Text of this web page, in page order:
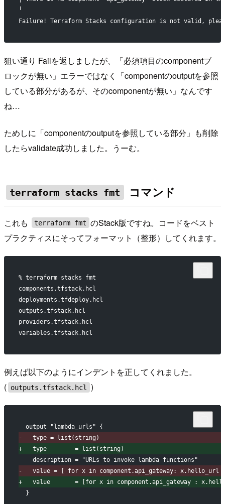
╵
Failure! Terraform Stacks configuration is not valid,
狙い通り Failを返しましたが、「必須項目のcomponentブ
ロックが無い」エラーではなく「componentのoutputを参照
している部分があるが、そのcomponentが無い」なんです
ね…
ためしに「componentのoutputを参照している部分」も削除
したらvalidate成功しました。うーむ。
terraform stacks fmt コマンド
これも terraform fmt のStack版ですね。コードをベスト
プラクティスにそってフォーマット（整形）してくれます。
% terraform stacks fmt
components.tfstack.hcl
deployments.tfdeploy.hcl
outputs.tfstack.hcl
providers.tfstack.hcl
variables.tfstack.hcl
例えば以下のようにインデントを正してくれました。
( outputs.tfstack.hcl )
output "lambda_urls" {
-
   type = list(string)
+
   type        = list(string)
   description = "URLs to invoke lambda functions"
-
value = [ for x in component.api_gateway: x.hello_url
+
value       = [for x in component.api_gateway :
}